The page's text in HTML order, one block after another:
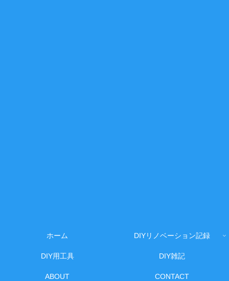
ホーム DIYリノベーション記録
DIY用工具 DIY雑記
ABOUT CONTACT